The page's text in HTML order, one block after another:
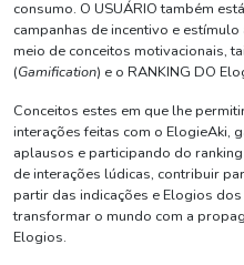
consumo. O USUÁRIO também
campanhas de incentivo e
meio de conceitos motivacionais,
(Gamification) e o RANKING DO
Conceitos estes em que lhe
interações feitas com o ElogieAki,
aplausos e participando do
de interações lúdicas, contribuir
partir das indicações e Elogios
transformar o mundo com a
Elogios.